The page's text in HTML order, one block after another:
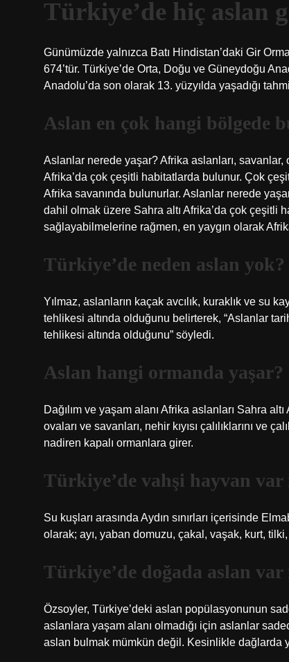
Türkiye’de hiç aslan
Günümüzde yalnızca Batı Hindistan’daki Gir
674’tür. Türkiye’de Orta, Doğu ve Güneydoğu
Anadolu’da son olarak 13. yüzyılda yaşadığı
Aslan en çok hangi bölgede
Aslanlar nerede yaşar? Afrika aslanları, savanlar,
Afrika’da çok çeşitli habitatlarda bulunur. Çok
Afrika savanında bulunurlar. Aslanlar nerede
dahil olmak üzere Sahra altı Afrika’da çok çeşitli
sağlayabilmelerine rağmen, en yaygın olarak
Türkiye’de neden aslan yok?
Yılmaz, aslanların kaçak avcılık, kuraklık ve su
tehlikesi altında olduğunu belirterek, “Aslanlar
tehlikesi altında olduğunu” söyledi.
Aslan hangi ormanda yaşar?
Dağılım ve yaşam alanı Afrika aslanları Sahra
ovaları ve savanları, nehir kıyısı çalılıklarını ve
nadiren kapalı ormanlara girer.
Türkiye’de vahşi hayvan var
Su kuşları arasında Aydın sınırları içerisinde
olarak; ayı, yaban domuzu, çakal, vaşak, kurt,
Türkiye’de doğada aslan var
Özsoyler, Türkiye’deki aslan popülasyonunun
aslanlara yaşam alanı olmadığı için aslanlar
aslan bulmak mümkün değil. Kesinlikle dağlarda